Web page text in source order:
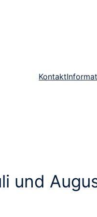
Kontakt
und